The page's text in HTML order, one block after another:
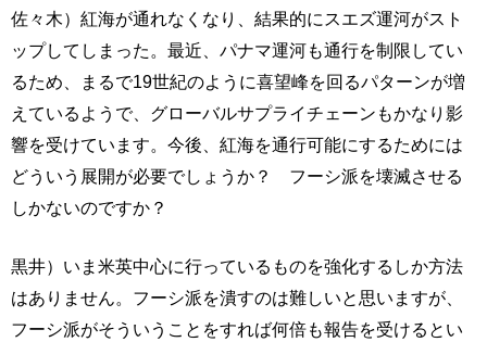
佐々木）紅海が通れなくなり、結果的にスエズ運河がスト
ップしてしまった。最近、パナマ運河も通行を制限してい
るため、まるで19世紀のように喜望峰を回るパターンが増
えているようで、グローバルサプライチェーンもかなり影
響を受けています。今後、紅海を通行可能にするためには
どういう展開が必要でしょうか？ フーシ派を壊滅させる
しかないのですか？
黒井）いま米英中心に行っているものを強化するしか方法
はありません。フーシ派を潰すのは難しいと思いますが、
フーシ派がそういうことをすれば何倍も報告を受けるとい